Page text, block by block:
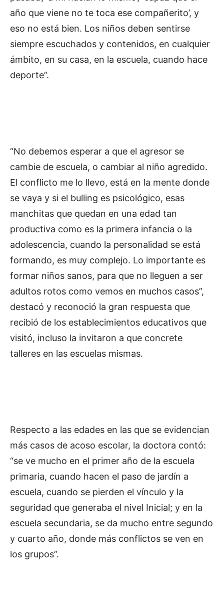
año que viene no te toca ese compañerito’, y
eso no está bien. Los niños deben sentirse
siempre escuchados y contenidos, en cualquier
ámbito, en su casa, en la escuela, cuando hace
deporte”.
“No debemos esperar a que el agresor se
cambie de escuela, o cambiar al niño agredido.
El conflicto me lo llevo, está en la mente donde
se vaya y si el bulling es psicológico, esas
manchitas que quedan en una edad tan
productiva como es la primera infancia o la
adolescencia, cuando la personalidad se está
formando, es muy complejo. Lo importante es
formar niños sanos, para que no lleguen a ser
adultos rotos como vemos en muchos casos”,
destacó y reconoció la gran respuesta que
recibió de los establecimientos educativos que
visitó, incluso la invitaron a que concrete
talleres en las escuelas mismas.
Respecto a las edades en las que se evidencian
más casos de acoso escolar, la doctora contó:
“se ve mucho en el primer año de la escuela
primaria, cuando hacen el paso de jardín a
escuela, cuando se pierden el vínculo y la
seguridad que generaba el nivel Inicial; y en la
escuela secundaria, se da mucho entre segundo
y cuarto año, donde más conflictos se ven en
los grupos”.